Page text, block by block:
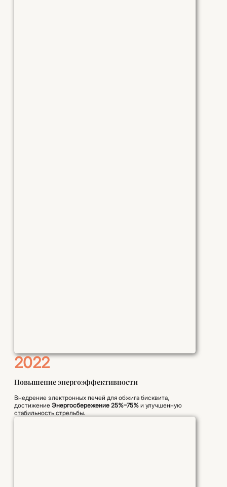
2022
Повышение энергоэффективности
Внедрение электронных печей для обжига бисквита,
достижение Энергосбережение 25%–75%и улучшенную
стабильность стрельбы.